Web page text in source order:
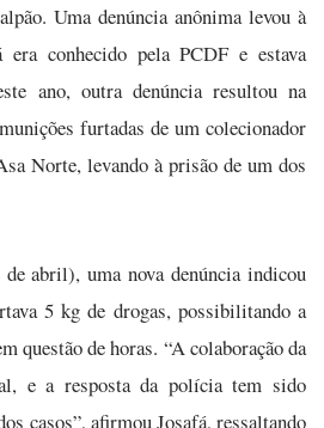
Uma denúncia anônima levou à
conhecido pela PCDF e estava
ano, outra denúncia resultou na
furtadas de um colecionador
Norte, levando à prisão de um dos
abril), uma nova denúncia indicou
5 kg de drogas, possibilitando a
questão de horas. “A colaboração da
e a resposta da polícia tem sido
casos”, afirmou Josafá, ressaltando